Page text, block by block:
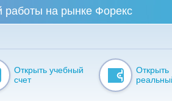
работы на рынке Форекс
Открыть учебный
счет
Открыть